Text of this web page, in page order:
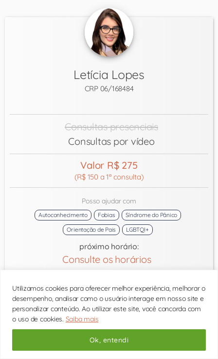
Utilizamos cookies para oferecer melhor experiência, melhorar o
desempenho, analisar como o usuário interage em nosso site e
personalizar conteúdo. Ao utilizar este site, você concorda com
o uso de cookies. Saiba mais
Ok, entendi
Letícia Lopes
CRP 06/168484
Consultas presenciais
Consultas por vídeo
Valor R$ 275
(R$ 150 a 1ª consulta)
Posso ajudar com
Autoconhecimento Fobias
Síndrome do Pânico
Orientação de Pais
LGBTQI+
próximo horário:
Consulte os horários
Conheça todos os psicólogos
Páginas mais acessadas: